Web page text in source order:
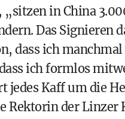
in China
Das Signieren
dass ich
ich formlos
jedes Kaff um die
Rektorin der